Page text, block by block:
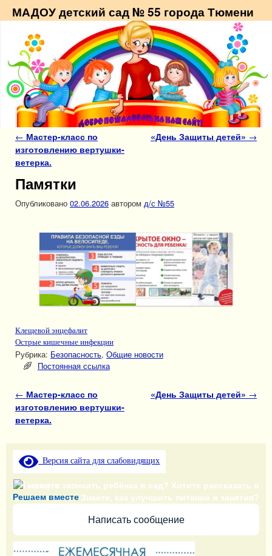
МАДОУ детский сад № 55 города Тюмени
Навигация по записям
← Мастер-класс по
изготовлению вертушки-
ветерка.
«День Защиты детей» →
Памятки
Опубликовано 02.06.2026 автором д/с №55
Клещевой энцефалит
Острые кишечные инфекции
Рубрика: Безопасность, Общие новости
Постоянная ссылка
Навигация по записям
← Мастер-класс по
изготовлению вертушки-
ветерка.
«День Защиты детей» →
Версия сайта для слабовидящих
Решаем вместе
Не можете записать ребёнка в сад? Хотите рассказать о
воспитателях? Знаете, как улучшить питание и занятия?
Написать сообщение